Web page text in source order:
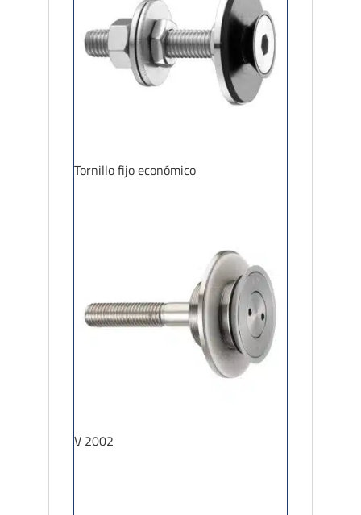
Tornillo fijo económico
V 2002